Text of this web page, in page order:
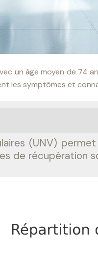
un âge moyen de 74
les symptômes et
(UNV)
de récupération